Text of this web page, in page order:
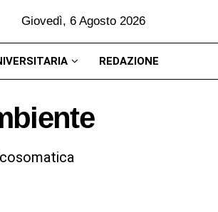
Giovedì, 6 Agosto 2026
REDAZIONE